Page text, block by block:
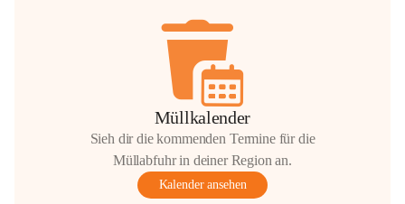
Müllkalender
Sieh dir die kommenden Termine für die
Müllabfuhr in deiner Region an.
Kalender ansehen